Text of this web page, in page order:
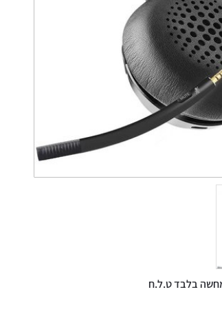
בלבד ט.ל.ח